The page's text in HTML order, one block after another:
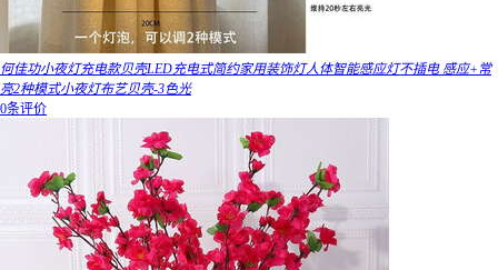
何佳功小夜灯充电款贝壳LED充电式简约家用装饰灯人体智能感应灯不插电 感应+常
亮2种模式小夜灯布艺贝壳-3色光
0条评价